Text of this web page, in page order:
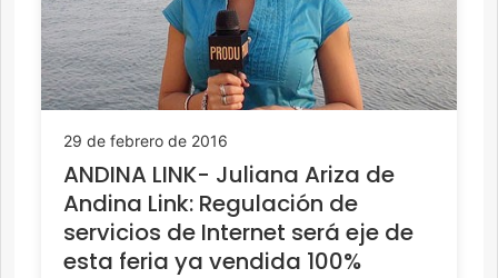
29 de febrero de 2016
ANDINA LINK- Juliana Ariza de
Andina Link: Regulación de
servicios de Internet será eje de
esta feria ya vendida 100%